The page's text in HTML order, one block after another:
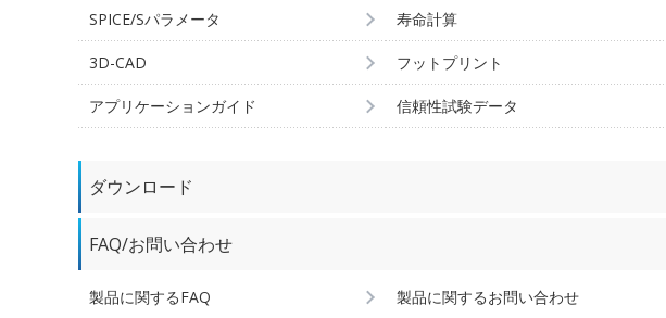
SPICE/Sパラメータ 寿命計算
3D-CAD フットプリント
アプリケーションガイド 信頼性試験データ
ダウンロード
FAQ/お問い合わせ
製品に関するFAQ 製品に関するお問い合わせ